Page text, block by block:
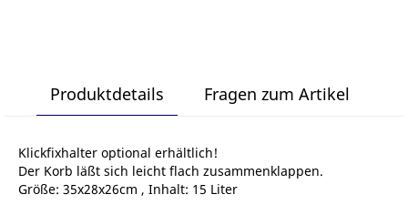
Produktdetails Fragen zum Artikel
Klickfixhalter optional erhältlich!
Der Korb läßt sich leicht flach zusammenklappen.
Größe: 35x28x26cm , Inhalt: 15 Liter